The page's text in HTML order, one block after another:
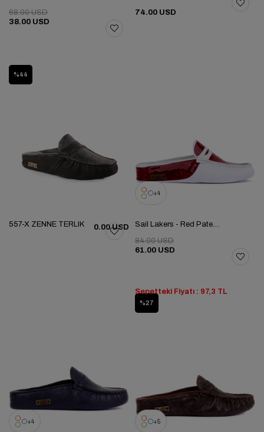
38.00 USD
68.00 USD
%44
74.00 USD
557-X ZENNE TERLIK 0.00 USD
4
Sail Lakers - Red Patent Leather, White Genuine Leather Women's Home Slipper
61.00 USD
84.00 USD
%27
Sepetteki Fiyatı : 97,3 TL
4 5